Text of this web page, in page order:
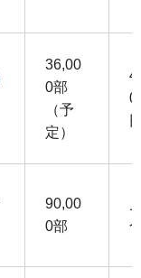
36,00
0部
（予
定）
90,00
0部